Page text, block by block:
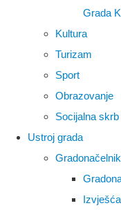
Grada
Kultura
Turizam
Sport
Obrazovanje
Socijalna skrb
Ustroj grada
Gradonačelnik